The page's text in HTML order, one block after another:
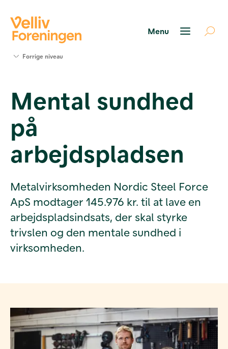
Værktøjer
og viden
Om Velliv
Foreningen
Kontakt
os
Forrige niveau
Mental sundhed
på
arbejdspladsen
Metalvirksomheden Nordic Steel Force
ApS modtager 145.976 kr. til at lave en
arbejdspladsindsats, der skal styrke
trivslen og den mentale sundhed i
virksomheden.